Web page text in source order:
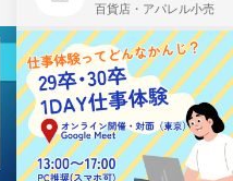
百貨店・アパレル小売